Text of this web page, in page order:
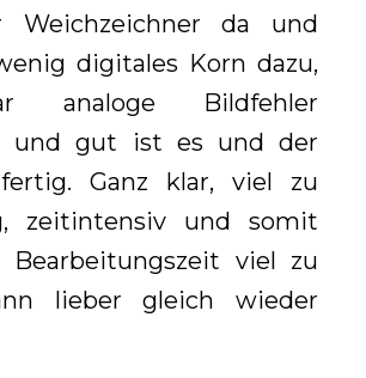
Weichzeichner da und
digitales Korn dazu,
analoge Bildfehler
und gut ist es und der
Ganz klar, viel zu
zeitintensiv und somit
viel zu
lieber gleich wieder